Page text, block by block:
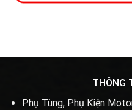
THÔNG
Phụ Tùng, Phụ Kiện